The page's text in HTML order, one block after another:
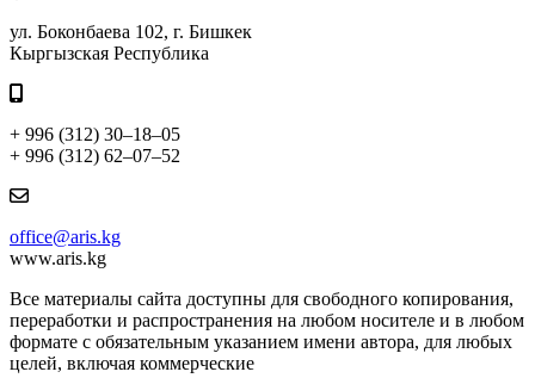
ул. Боконбаева 102, г. Бишкек
Кыргызская Республика
+ 996 (312) 30–18–05
+ 996 (312) 62–07–52
office@aris.kg
www.aris.kg
Все материалы сайта доступны для свободного копирования,
переработки и распространения на любом носителе и в любом
формате с обязательным указанием имени автора, для любых
целей, включая коммерческие